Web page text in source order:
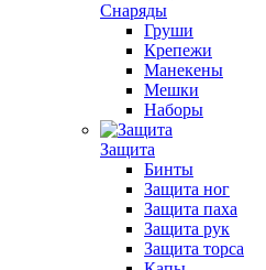
Снаряды
Груши
Крепежи
Манекены
Мешки
Наборы
Защита
Бинты
Защита ног
Защита паха
Защита рук
Защита торса